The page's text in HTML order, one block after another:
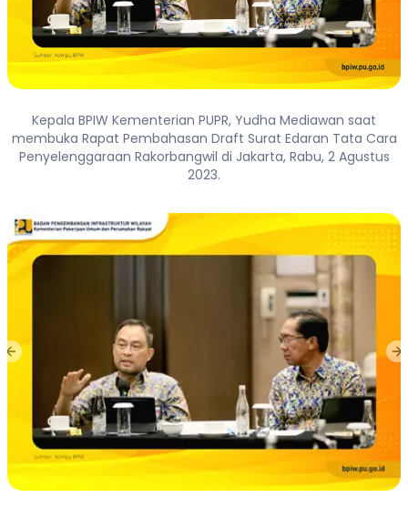
Kepala BPIW Kementerian PUPR, Yudha Mediawan saat
membuka Rapat Pembahasan Draft Surat Edaran Tata Cara
Penyelenggaraan Rakorbangwil di Jakarta, Rabu, 2 Agustus
2023.
Previous slide